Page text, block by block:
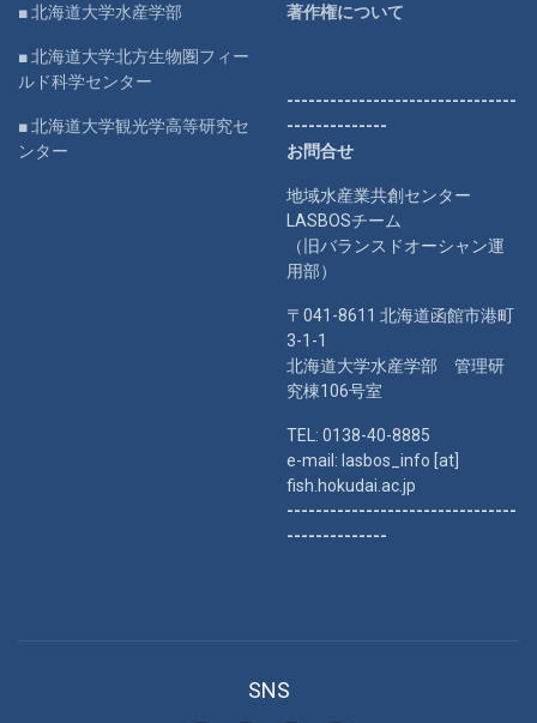
■ 北海道大学水産学部
■ 北海道大学北方生物圏フィー
ルド科学センター
■ 北海道大学観光学高等研究セ
ンター
著作権について
--------------------------------
--------------
お問合せ
地域水産業共創センター
LASBOSチーム
（旧バランスドオーシャン運
用部）
〒041-8611 北海道函館市港町
3-1-1
北海道大学水産学部 管理研
究棟106号室
TEL: 0138-40-8885
e-mail: lasbos_info [at]
fish.hokudai.ac.jp
--------------------------------
--------------
SNS